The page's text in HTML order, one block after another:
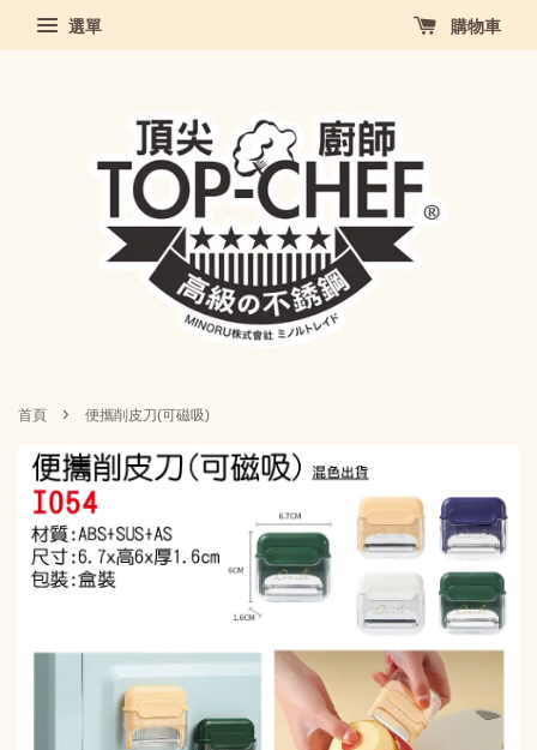
選單 購物車
首頁 › 便攜削皮刀(可磁吸)